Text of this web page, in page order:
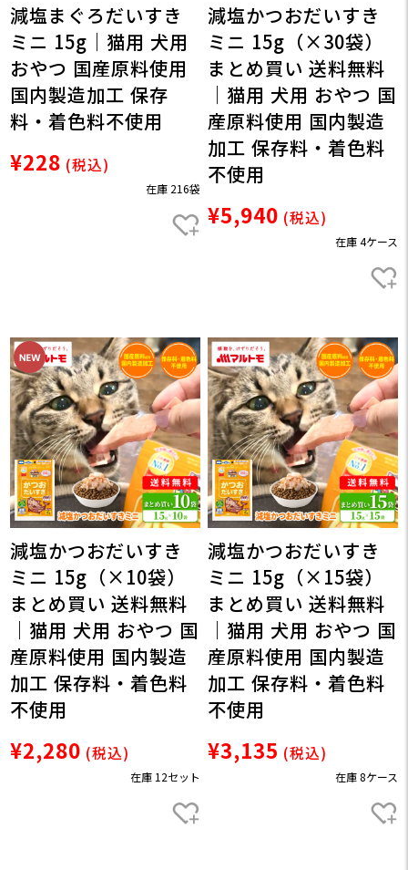
減塩まぐろだいすき
ミニ 15g｜猫用 犬用
おやつ 国産原料使用
国内製造加工 保存
料・着色料不使用
¥228 (税込)
在庫 216袋
減塩かつおだいすき
ミニ 15g（×30袋）
まとめ買い 送料無料
｜猫用 犬用 おやつ 国
産原料使用 国内製造
加工 保存料・着色料
不使用
¥5,940 (税込)
在庫 4ケース
減塩かつおだいすき
ミニ 15g（×10袋）
まとめ買い 送料無料
｜猫用 犬用 おやつ 国
産原料使用 国内製造
加工 保存料・着色料
不使用
¥2,280 (税込)
在庫 12セット
減塩かつおだいすき
ミニ 15g（×15袋）
まとめ買い 送料無料
｜猫用 犬用 おやつ 国
産原料使用 国内製造
加工 保存料・着色料
不使用
¥3,135 (税込)
在庫 8ケース